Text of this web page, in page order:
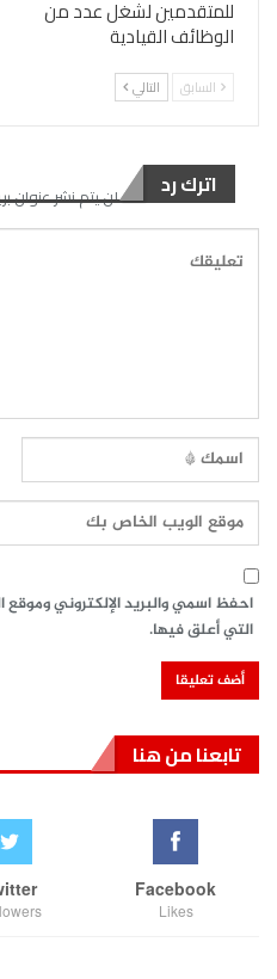
للمتقدمين لشغل عدد من
الوظائف القيادية
السابق التالي
اترك رد لن يتم نشر عنوان
احفظ اسمي والبريد الإلكتروني وموقع
التي أعلق فيها.
تابعنا من هنا
Facebook
Likes